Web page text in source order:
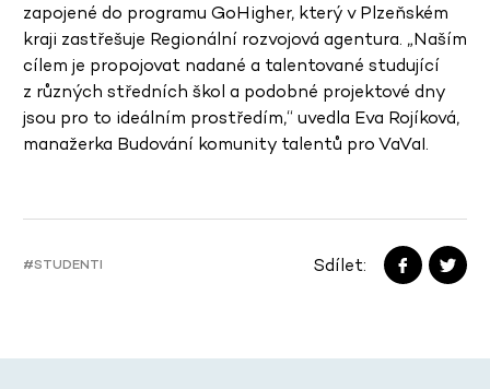
zapojené do programu GoHigher, který v Plzeňském
kraji zastřešuje Regionální rozvojová agentura. „Naším
cílem je propojovat nadané a talentované studující
z různých středních škol a podobné projektové dny
jsou pro to ideálním prostředím,“ uvedla Eva Rojíková,
manažerka Budování komunity talentů pro VaVaI.
#STUDENTI Sdílet: